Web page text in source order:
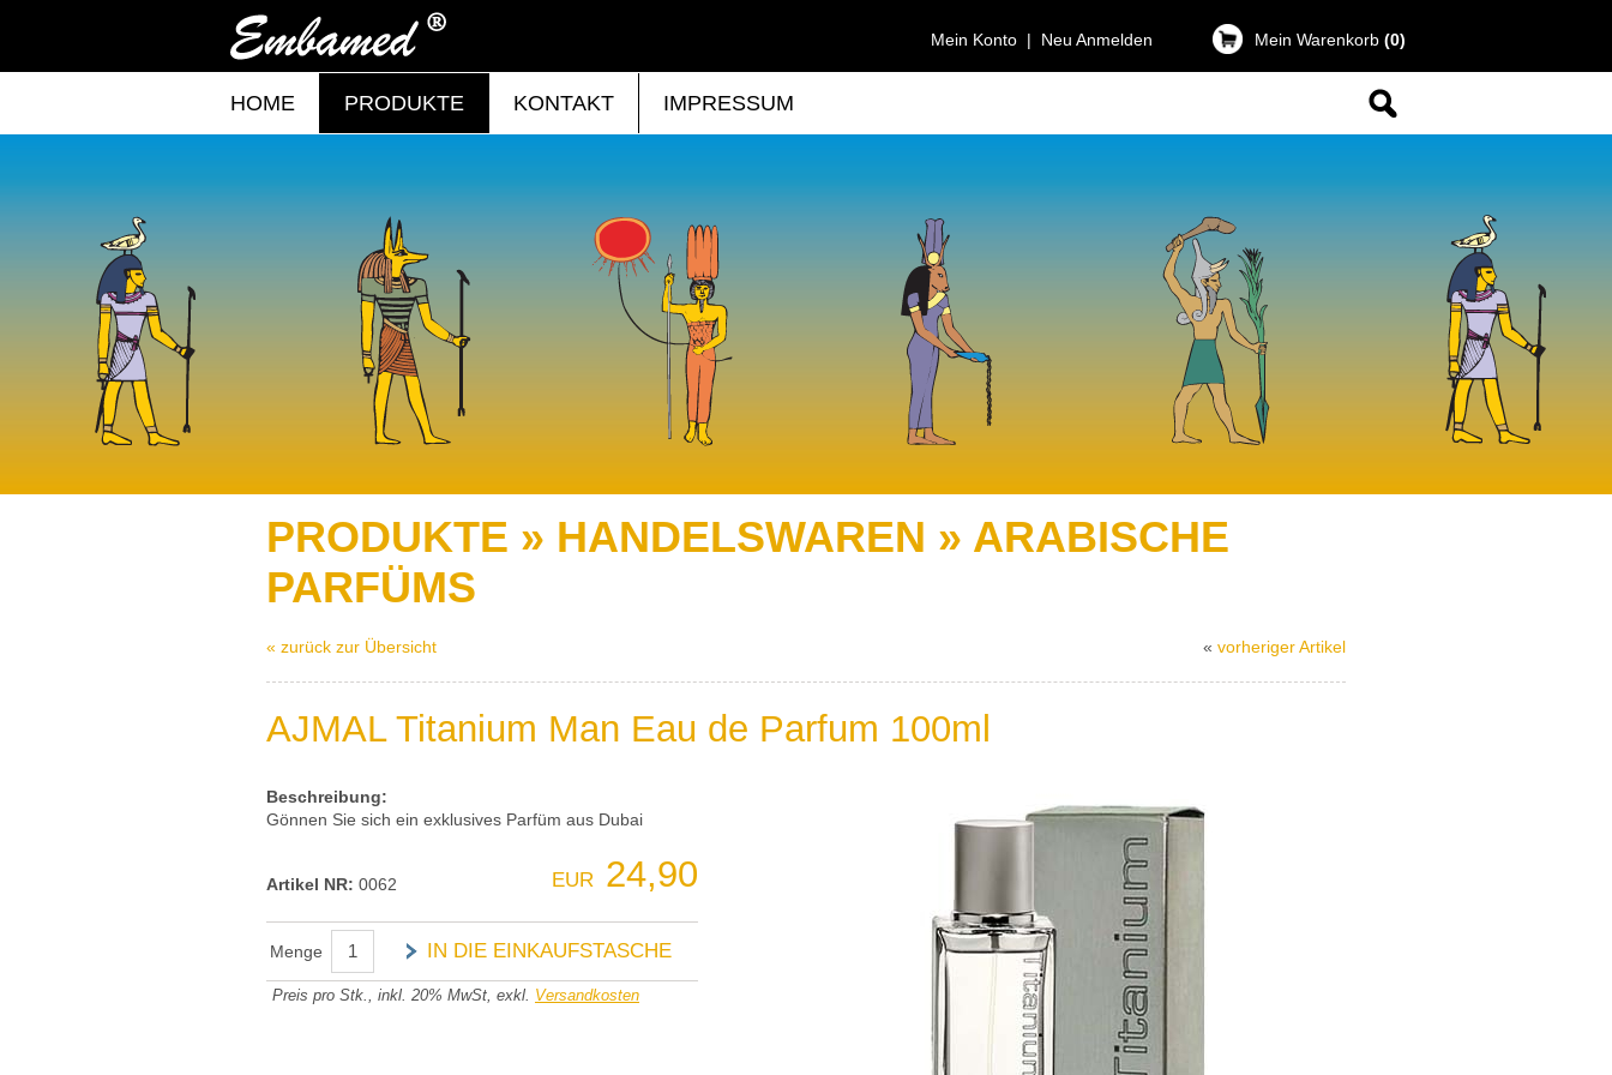
Mein Warenkorb (0)
Mein Konto | Neu Anmelden
HOME PRODUKTE KONTAKT IMPRESSUM
PRODUKTE » HANDELSWAREN » ARABISCHE
PARFÜMS
« zurück zur Übersicht « vorheriger Artikel
AJMAL Titanium Man Eau de Parfum 100ml
Beschreibung:
Gönnen Sie sich ein exklusives Parfüm aus Dubai
Artikel NR: 0062 EUR 24,90
Menge IN DIE EINKAUFSTASCHE
Preis pro Stk., inkl. 20% MwSt, exkl. Versandkosten